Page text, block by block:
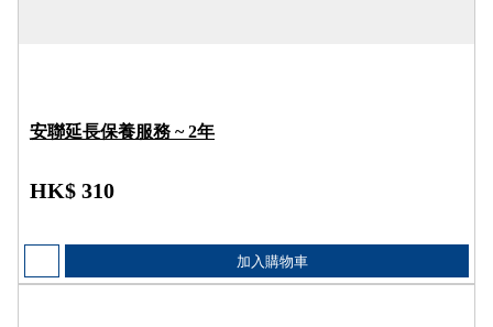
安聯延長保養服務 ~ 2年
HK$ 310
加入購物車